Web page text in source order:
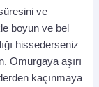
ve
boyun ve bel
hissederseniz
Omurgaya aşırı
kaçınmaya